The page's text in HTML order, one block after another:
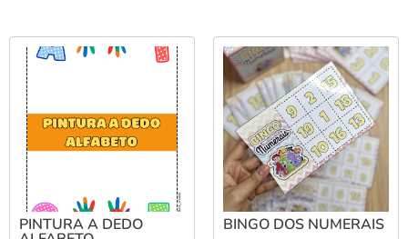
PINTURA A DEDO BINGO DOS NUMERAIS